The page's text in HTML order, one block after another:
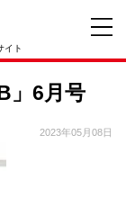
イト
」6月号
2023年05月08日